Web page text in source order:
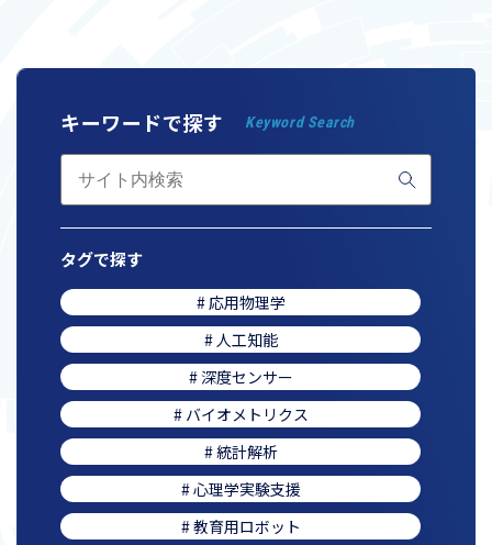
キーワードで探す Keyword Search
タグで探す
# 応用物理学
# 人工知能
# 深度センサー
# バイオメトリクス
# 統計解析
# 心理学実験支援
# 教育用ロボット